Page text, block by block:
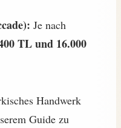
Je nach
TL und 16.000
Handwerk
Guide zu